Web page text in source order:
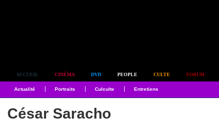
ACCUEIL CINÉMA DVD PEOPLE CULTE FORUM
Actualité Portraits Culculte Entretiens
César Saracho